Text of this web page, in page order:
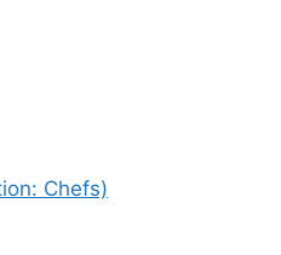
Chefs)